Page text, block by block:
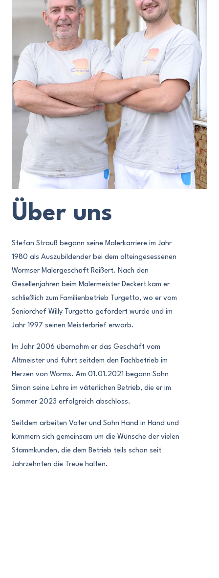
Über uns
Stefan Strauß begann seine Malerkarriere im Jahr
1980 als Auszubildender bei dem alteingesessenen
Wormser Malergeschäft Reißert. Nach den
Gesellenjahren beim Malermeister Deckert kam er
schließlich zum Familienbetrieb Turgetto, wo er vom
Seniorchef Willy Turgetto gefördert wurde und im
Jahr 1997 seinen Meisterbrief erwarb.
Im Jahr 2006 übernahm er das Geschäft vom
Altmeister und führt seitdem den Fachbetrieb im
Herzen von Worms. Am 01.01.2021 begann Sohn
Simon seine Lehre im väterlichen Betrieb, die er im
Sommer 2023 erfolgreich abschloss.
Seitdem arbeiten Vater und Sohn Hand in Hand und
kümmern sich gemeinsam um die Wünsche der vielen
Stammkunden, die dem Betrieb teils schon seit
Jahrzehnten die Treue halten.